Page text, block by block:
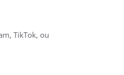
TikTok, ou